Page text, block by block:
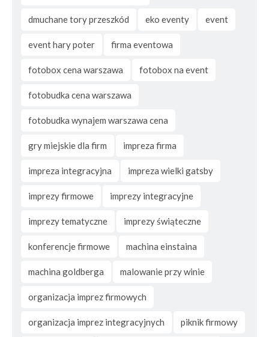
dmuchane tory przeszkód eko eventy event
event hary poter firma eventowa
fotobox cena warszawa fotobox na event
fotobudka cena warszawa
fotobudka wynajem warszawa cena
gry miejskie dla firm impreza firma
impreza integracyjna impreza wielki gatsby
imprezy firmowe imprezy integracyjne
imprezy tematyczne imprezy świąteczne
konferencje firmowe machina einstaina
machina goldberga malowanie przy winie
organizacja imprez firmowych
organizacja imprez integracyjnych piknik firmowy